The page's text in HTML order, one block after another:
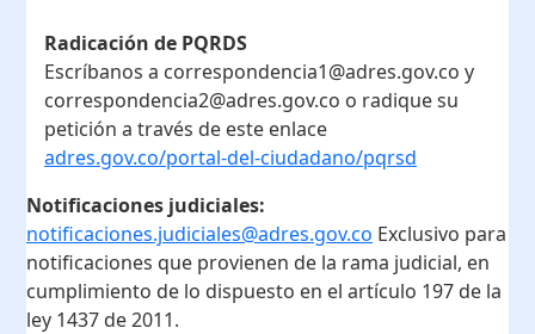
Radicación de PQRDS
Escríbanos a correspondencia1@adres.gov.co y
correspondencia2@adres.gov.co o radique su
petición a través de este enlace
adres.gov.co/portal-del-ciudadano/pqrsd
Notificaciones judiciales:
notificaciones.judiciales@adres.gov.co Exclusivo para
notificaciones que provienen de la rama judicial, en
cumplimiento de lo dispuesto en el artículo 197 de la
ley 1437 de 2011.